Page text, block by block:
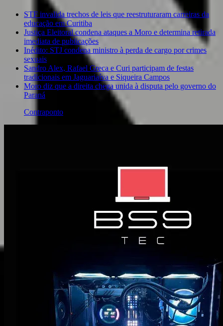
STF invalida trechos de leis que reestruturaram carreiras da
educação em Curitiba
Justiça Eleitoral condena ataques a Moro e determina retirada
imediata de publicações
Inédito: STJ condena ministro à perda de cargo por crimes
sexuais
Sandro Alex, Rafael Greca e Curi participam de festas
tradicionais em Jaguariaíva e Siqueira Campos
Moro diz que a direita chega unida à disputa pelo governo do
Paraná
Contraponto